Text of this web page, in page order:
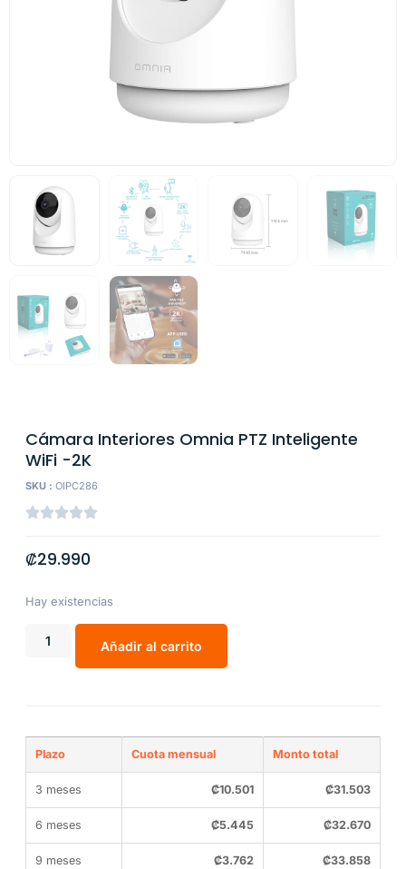
Cámara Interiores Omnia PTZ Inteligente
WiFi -2K
SKU : OIPC286
₡29.990
Hay existencias
Añadir al carrito
Plazo Cuota mensual Monto total
3 meses ₡10.501 ₡31.503
6 meses ₡5.445 ₡32.670
9 meses ₡3.762 ₡33.858